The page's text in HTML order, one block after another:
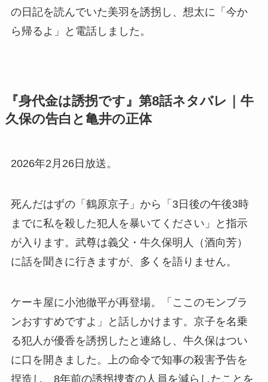
の日記を読んでいた美羽を誘拐し、想太に「今か
ら帰るよ」と電話しました。
『身代金は誘拐です』第8話ネタバレ｜牛
久保の告白と亀井の正体
2026年2月26日放送。
死んだはずの「鶴原京子」から「3日後の午後3時
までに私を殺した犯人を暴いてください」と指示
が入ります。武尊は義父・牛久保明人（酒向芳）
に話を聞きに行きますが、多くを語りません。
ケーキ屋に小池徹平が再登場。「ここのモンブラ
ンおすすめですよ」と話しかけます。京子を名乗
る犯人が優香を誘拐したと連絡し、牛久保はつい
に口を開きました。上の命令で知事の殺害予告を
捏造し、8年前の誘拐捜査の人員を減らしたことを